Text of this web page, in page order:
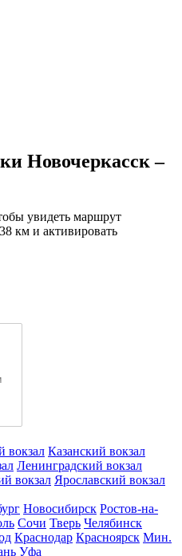
Новочеркасск –
увидеть маршрут
км и активировать
вокзал Казанский вокзал
Ленинградский вокзал
вокзал Ярославский вокзал
Новосибирск Ростов-на-
Сочи Тверь Челябинск
Краснодар Красноярск Мин.
Уфа